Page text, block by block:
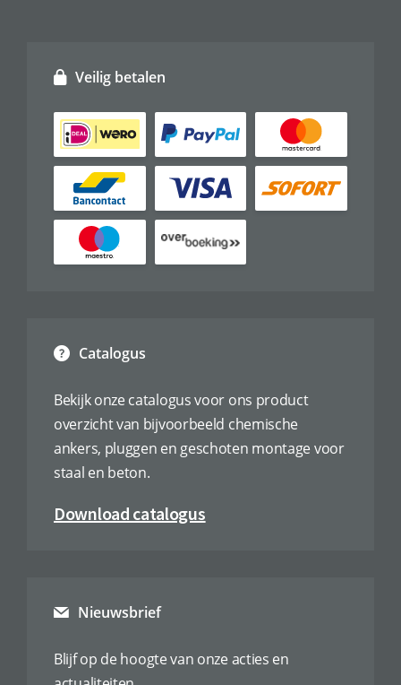
Catalogus
Bekijk onze catalogus voor ons product
overzicht van bijvoorbeeld chemische
ankers, pluggen en geschoten montage voor
staal en beton.
Download catalogus
Veilig betalen
Nieuwsbrief
Blijf op de hoogte van onze acties en